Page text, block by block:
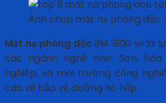
Ảnh chụp mặt nạ phòng độc
Mặt nạ phòng độc3M 3100 sẽ là
các ngành nghề như: Sơn,
nghiệp, và môi trường công
cao về bảo vệ đường hô hấp.